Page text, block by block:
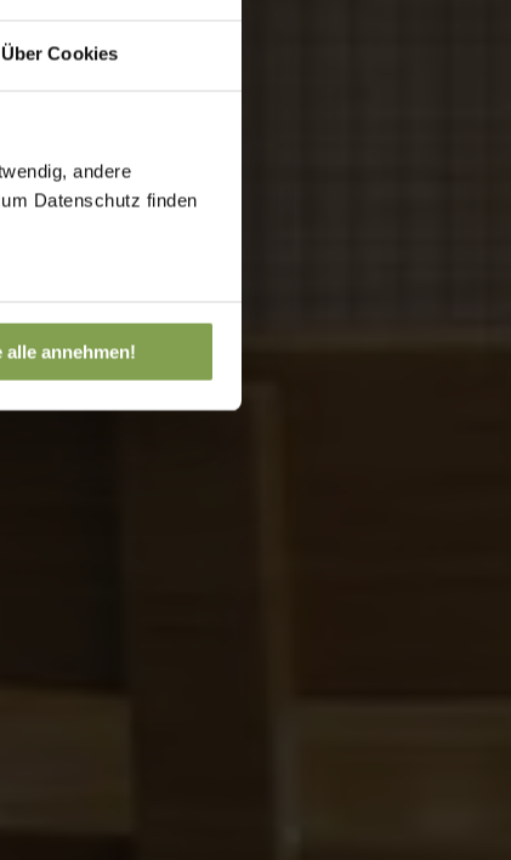
Über Cookies
andere
Datenschutz finden
alle annehmen!